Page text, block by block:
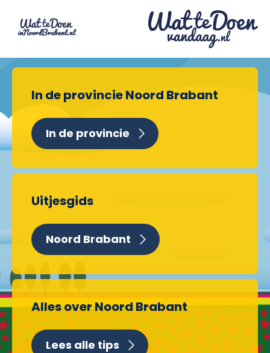
In de provincie Noord Brabant
In de provincie
Uitjesgids
Noord Brabant
Alles over Noord Brabant
Lees alle tips